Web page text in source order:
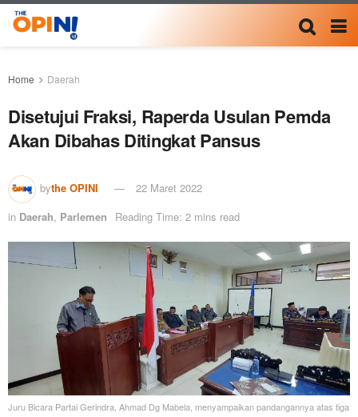
Home Daerah
Disetujui Fraksi, Raperda Usulan Pemda
Akan Dibahas Ditingkat Pansus
bythe OPINI
22 Maret 2022
in Daerah, Parlemen Reading Time: 2 mins read
Juru Bicara Partai Gerindra, Ahmad Dg Mabela, menyampaikan pandangannya atas tiga